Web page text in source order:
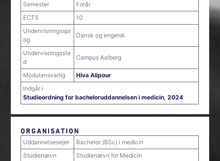
Semester
Forår
ECTS
10
Undervisningsspr
og
Dansk og engelsk
Undervisningsste
d
Campus Aalborg
Modulansvarlig
Hiva Alipour
Indgår i
Studieordning for bacheloruddannelsen i medicin, 2024
ORGANISATION
Uddannelsesejer
Bachelor (BSc) i medicin
Studienævn
Studienævn for Medicin